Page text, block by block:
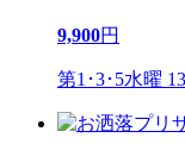
9,900円
第1･3･5水曜